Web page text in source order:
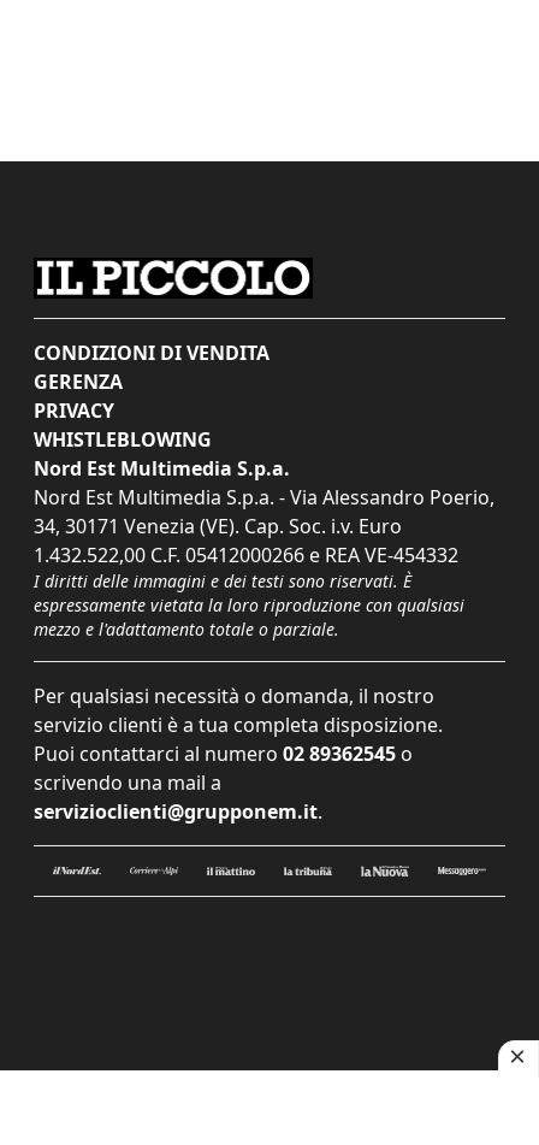
CONDIZIONI DI VENDITA
GERENZA
PRIVACY
WHISTLEBLOWING
Nord Est Multimedia S.p.a.
Nord Est Multimedia S.p.a. - Via Alessandro Poerio,
34, 30171 Venezia (VE). Cap. Soc. i.v. Euro
1.432.522,00 C.F. 05412000266 e REA VE-454332
I diritti delle immagini e dei testi sono riservati. È
espressamente vietata la loro riproduzione con qualsiasi
mezzo e l'adattamento totale o parziale.
Per qualsiasi necessità o domanda, il nostro
servizio clienti è a tua completa disposizione.
Puoi contattarci al numero 02 89362545 o
scrivendo una mail a
servizioclienti@grupponem.it.